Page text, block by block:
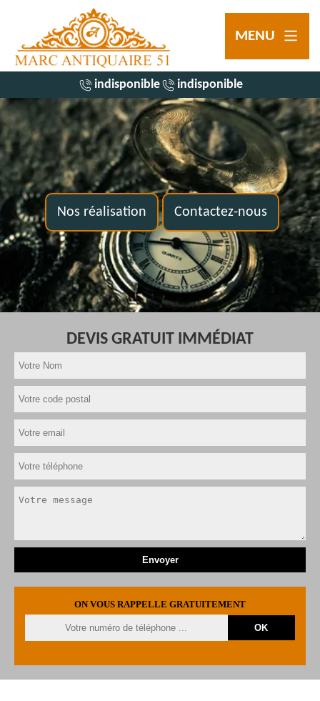
MENU
indisponible indisponible
Nos réalisation Contactez-nous
DEVIS GRATUIT IMMÉDIAT
ON VOUS RAPPELLE GRATUITEMENT